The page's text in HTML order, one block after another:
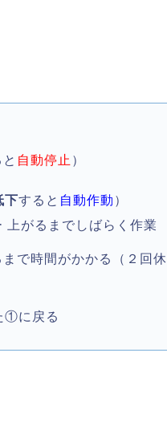
自動停止 ）
下すると 自動作動 ）
がるまでしばらく作業
で時間がかかる（２回休
①に戻る